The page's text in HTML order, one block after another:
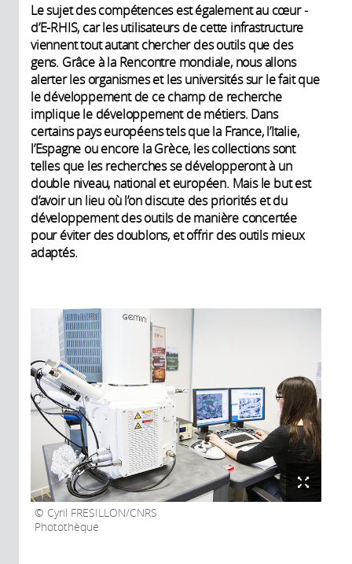
Le sujet des compétences est également au cœur ­
d’E-RHIS, car les utilisateurs de cette infrastructure
viennent tout autant chercher des outils que des
gens. Grâce à la Rencontre mondiale, nous allons
alerter les organismes et les universités sur le fait que
le développement de ce champ de recherche
implique le développement de métiers. Dans
certains pays européens tels que la France, l’Italie,
l’Espagne ou encore la Grèce, les collections sont
telles que les recherches se développeront à un
double niveau, national et européen. Mais le but est
d’avoir un lieu où l’on discute des priorités et du
développement des outils de manière concertée
pour éviter des doublons, et offrir des outils mieux
adaptés.
Cyril FRESILLON/CNRS
Photothèque